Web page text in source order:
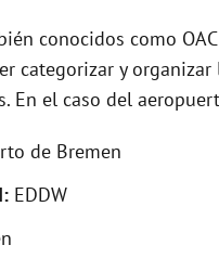
conocidos como
categorizar y
En el caso del
de Bremen
EDDW